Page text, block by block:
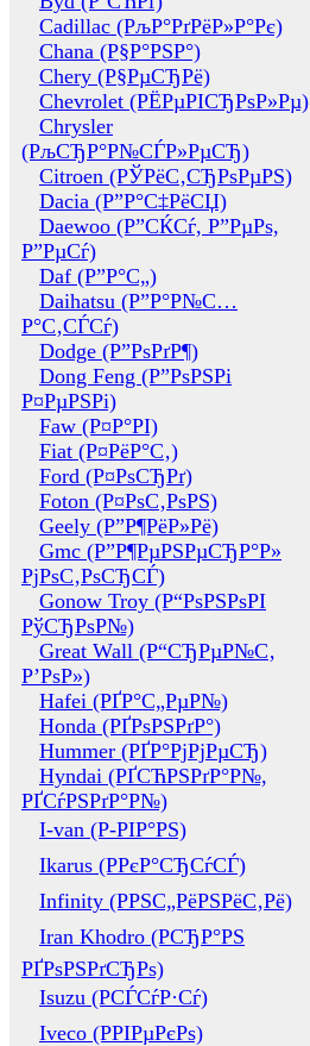
Cadillac (РљР°РґРёР»Р°Рє)
Chana (Р§Р°РЅР°)
Chery (Р§РµСЂРё)
Chevrolet (РЁРµРІСЂРѕР»Рµ)
Chrysler
(РљСЂР°Р№СЃР»РµСЂ)
Citroen (РЎРёС‚СЂРѕРµРЅ)
Dacia (Р”Р°С‡РёСЏ)
Daewoo (Р”СЌСѓ, Р”РµРѕ,
Р”РµСѓ)
Daf (Р”Р°С„)
Daihatsu (Р”Р°Р№С…
Р°С‚СЃСѓ)
Dodge (Р”РѕРґР¶)
Dong Feng (Р”РѕРЅРі
Р¤РµРЅРі)
Faw (Р¤Р°РІ)
Fiat (Р¤РёР°С‚)
Ford (Р¤РѕСЂРґ)
Foton (Р¤РѕС‚РѕРЅ)
Geely (Р”Р¶РёР»Рё)
Gmc (Р”Р¶РµРЅРµСЂР°Р»
РјРѕС‚РѕСЂСЃ)
Gonow Troy (Р“РѕРЅРѕРІ
РўСЂРѕР№)
Great Wall (Р“СЂРµР№С‚
Р’РѕР»)
Hafei (РҐР°С„РµР№)
Honda (РҐРѕРЅРґР°)
Hummer (РҐР°РјРјРµСЂ)
Hyndai (РҐСЋРЅРґР°Р№,
РҐСѓРЅРґР°Р№)
I-van (Р-РІР°РЅ)
Ikarus (РРєР°СЂСѓСЃ)
Infinity (РРЅС„РёРЅРёС‚Рё)
Iran Khodro (РСЂР°РЅ
РҐРѕРЅРґСЂРѕ)
Isuzu (РСЃСѓР·Сѓ)
Iveco (РРІРµРєРѕ)